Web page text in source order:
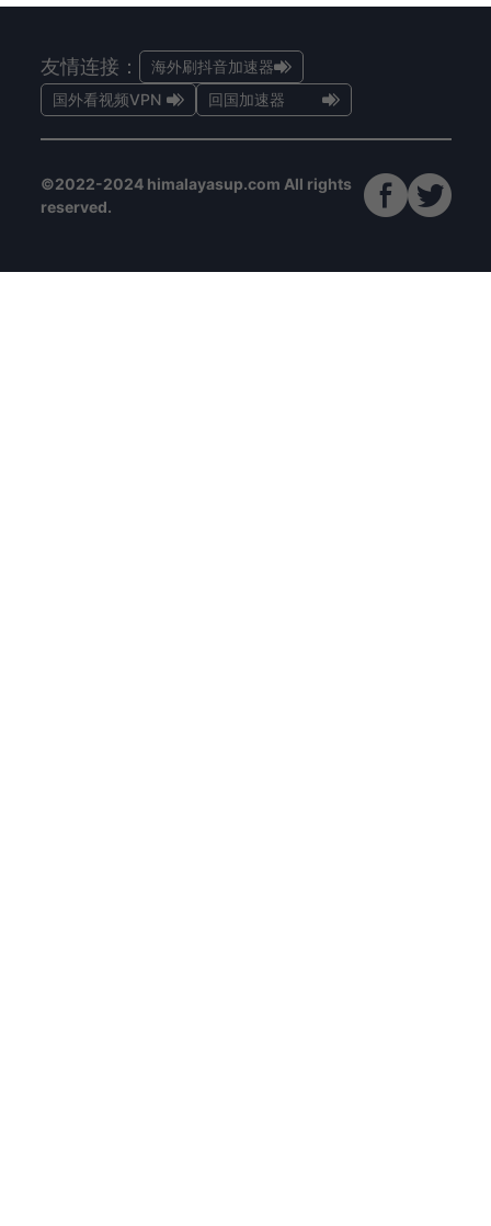
友情连接：
海外刷抖音加速器
国外看视频VPN
回国加速器
©2022-2024 himalayasup.com All rights
reserved.